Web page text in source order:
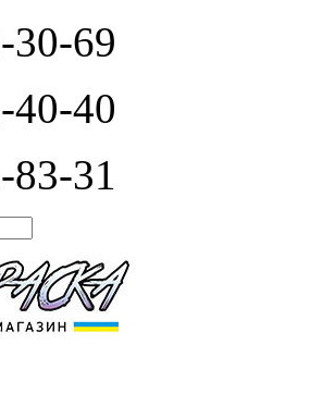
30-69
40-40
83-31